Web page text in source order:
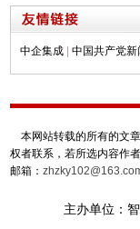
中企集成 中国共产党新
本网站转载的所有的文
权者联系，若所选内容作
邮箱：
主办单位：